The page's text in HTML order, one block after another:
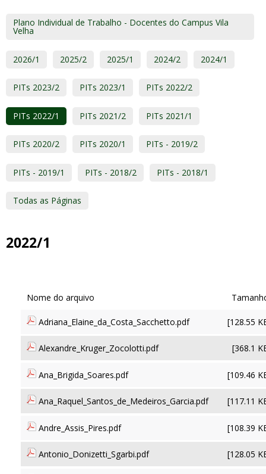
Plano Individual de Trabalho - Docentes do Campus Vila
Velha
2026/1 2025/2 2025/1 2024/2 2024/1
PITs 2023/2 PITs 2023/1 PITs 2022/2
PITs 2022/1 PITs 2021/2 PITs 2021/1
PITs 2020/2 PITs 2020/1 PITs - 2019/2
PITs - 2019/1 PITs - 2018/2 PITs - 2018/1
Todas as Páginas
2022/1
Adriana_Elaine_da_Costa_Sacchetto.pdf [128.55
Alexandre_Kruger_Zocolotti.pdf [368.1
Ana_Brigida_Soares.pdf [109.46
Ana_Raquel_Santos_de_Medeiros_Garcia.pdf [117.11
Andre_Assis_Pires.pdf [108.39
Antonio_Donizetti_Sgarbi.pdf [128.05